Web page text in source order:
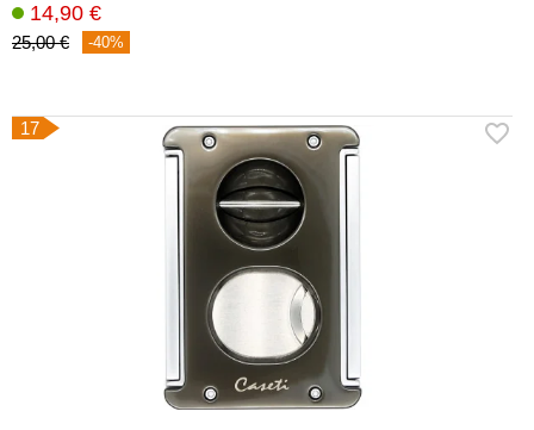
14,90 €
25,00 € -40%
17